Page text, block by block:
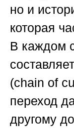
но и
которая
В каждом
(chain of
переход
другому